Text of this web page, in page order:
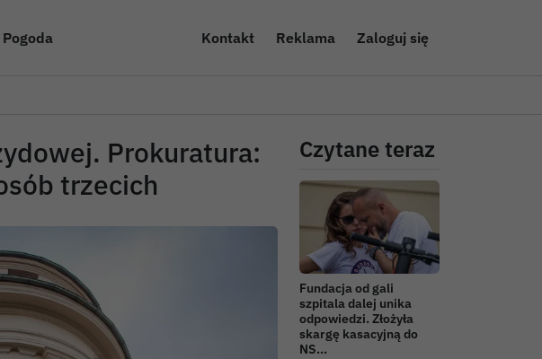
Pogoda Kontakt Reklama Zaloguj się
Prokuratura:
trzecich
Czytane teraz
Fundacja od gali
szpitala dalej unika
odpowiedzi. Złożyła
skargę kasacyjną do
NS…